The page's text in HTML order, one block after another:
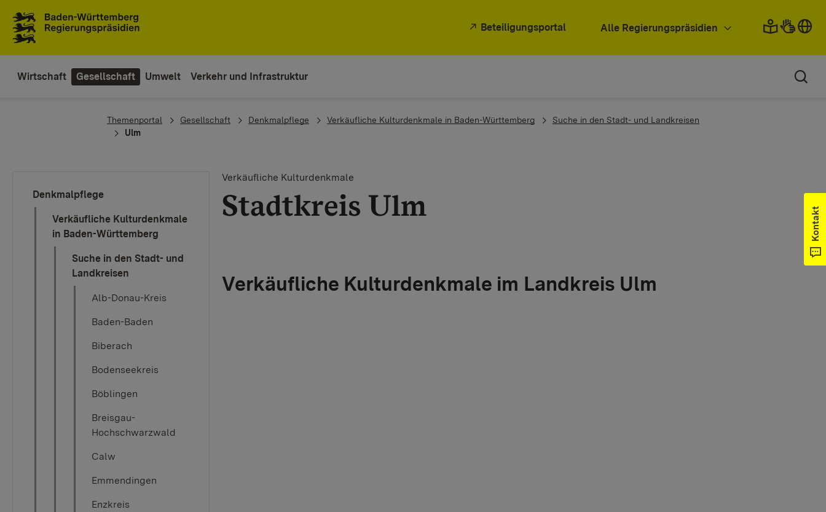
Beteiligungsportal Alle Regierungspräsidien
Wirtschaft Gesellschaft Umwelt Verkehr und Infrastruktur
You are here:
Themenportal Gesellschaft Denkmalpflege Verkäufliche Kulturdenkmale in Baden-Württemberg
Suche in den Stadt- und Landkreisen
Ulm
Denkmalpflege
Verkäufliche Kulturdenkmale
in Baden-Württemberg
Suche in den Stadt- und
Landkreisen
Alb-Donau-Kreis
Baden-Baden
Biberach
Bodenseekreis
Böblingen
Breisgau-
Hochschwarzwald
Calw
Emmendingen
Enzkreis
Verkäufliche Kulturdenkmale
Stadtkreis Ulm
Verkäufliche Kulturdenkmale im Landkreis Ulm
Kontakt